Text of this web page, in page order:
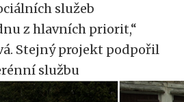
služeb
z hlavních priorit,“
Stejný projekt podpořil
službu